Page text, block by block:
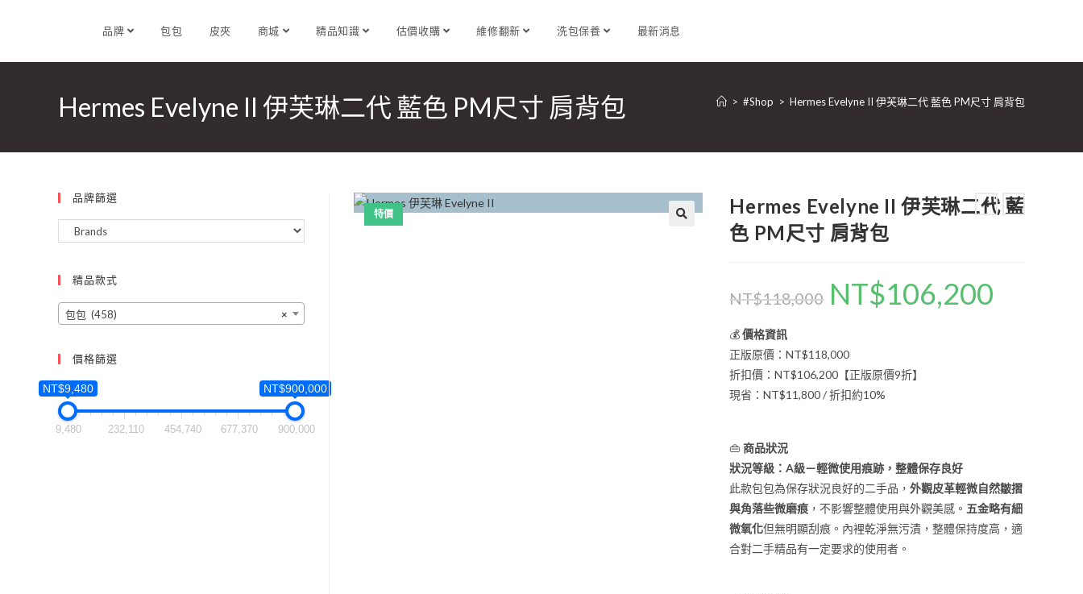
品牌 包包 皮夾 商城 精品知識 估價收購 維修翻新 洗包保養 最新消息
Hermes Evelyne II 伊芙琳二代 藍色 PM尺寸 肩背包 > #Shop > Hermes Evelyne II 伊芙琳二代 藍色 PM尺寸 肩背包
品牌篩選
精品款式
×
包包 (458)
價格篩選
NT$9,480 NT$900,000
9,480 232,110 454,740 677,370 900,000
特價
Hermes Evelyne II 伊芙琳二代 藍
色 PM尺寸 肩背包
NT$118,000 NT$106,200
💰價格資訊
正版原價：NT$118,000
折扣價：NT$106,200【正版原價9折】
現省：NT$11,800 / 折扣約10%
👜商品狀況
狀況等級：A級－輕微使用痕跡，整體保存良好
此款包包為保存狀況良好的二手品，外觀皮革輕微自然皺摺
與角落些微磨痕 ，不影響整體使用與外觀美感。 五金略有細
微氧化但無明顯刮痕。內裡乾淨無污漬，整體保持度高，適
合對二手精品有一定要求的使用者。